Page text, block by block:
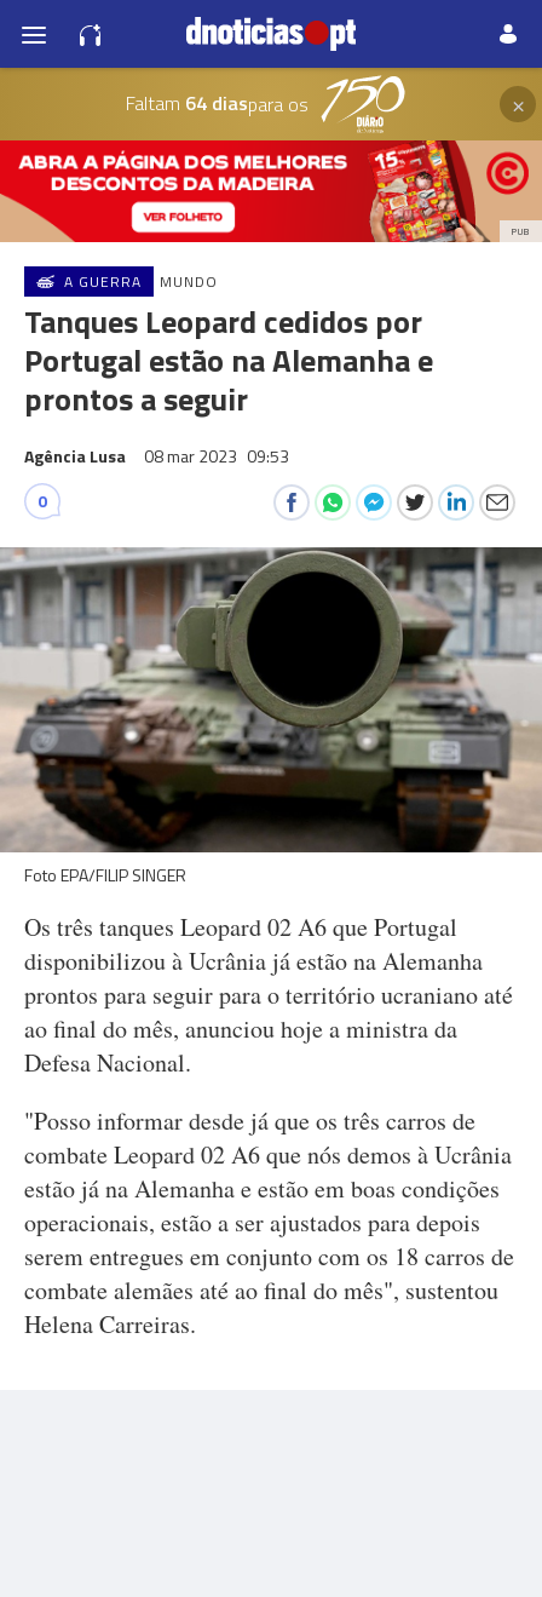
Faltam 64 diaspara os ×
PUB
A GUERRA MUNDO
Tanques Leopard cedidos por
Portugal estão na Alemanha e
prontos a seguir
Agência Lusa 08 mar 2023 09:53
0
Foto EPA/FILIP SINGER
Os três tanques Leopard 02 A6 que Portugal
disponibilizou à Ucrânia já estão na Alemanha
prontos para seguir para o território ucraniano até
ao final do mês, anunciou hoje a ministra da
Defesa Nacional.
"Posso informar desde já que os três carros de
combate Leopard 02 A6 que nós demos à Ucrânia
estão já na Alemanha e estão em boas condições
operacionais, estão a ser ajustados para depois
serem entregues em conjunto com os 18 carros de
combate alemães até ao final do mês", sustentou
Helena Carreiras.